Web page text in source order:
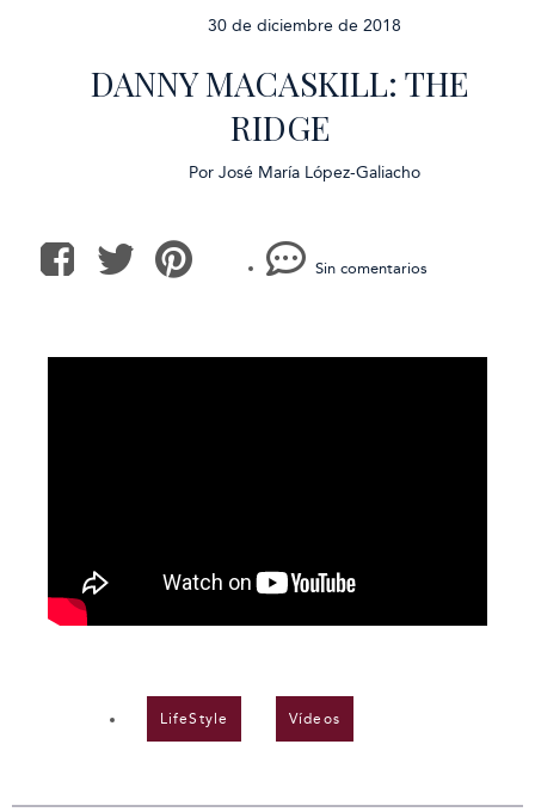
30 de diciembre de 2018
DANNY MACASKILL: THE
RIDGE
Por José María López-Galiacho
Sin comentarios
LifeStyle Vídeos